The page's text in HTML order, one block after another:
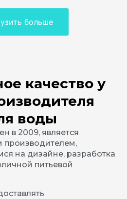
больше
качество у
воды
в 2009, является
на дизайне, разработка
питьевой